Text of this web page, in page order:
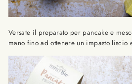
Versate il preparato per pancake e
mano fino ad ottenere un impasto liscio